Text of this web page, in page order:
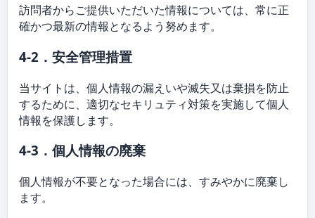
訪問者からご提供いただいた情報については、常に正
確かつ最新の情報となるよう努めます。
4-2．安全管理措置
当サイトは、個人情報の漏えいや滅失又は棄損を防止
するために、適切なセキリュティ対策を実施して個人
情報を保護します。
4-3．個人情報の廃棄
個人情報が不要となった場合には、すみやかに廃棄し
ます。